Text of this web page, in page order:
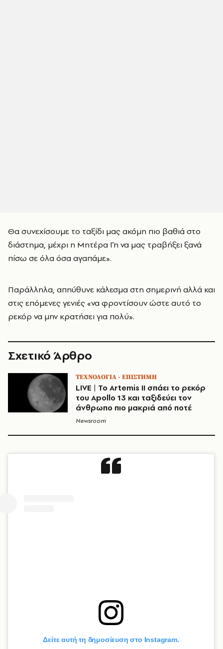
Θα συνεχίσουμε το ταξίδι μας ακόμη πιο βαθιά στο
διάστημα, μέχρι η Μητέρα Γη να μας τραβήξει ξανά
πίσω σε όλα όσα αγαπάμε».
Παράλληλα, απηύθυνε κάλεσμα στη σημερινή αλλά και
στις επόμενες γενιές «να φροντίσουν ώστε αυτό το
ρεκόρ να μην κρατήσει για πολύ».
Σχετικό Άρθρο
ΤΕΧΝΟΛΟΓΙΑ - ΕΠΙΣΤΗΜΗ
LIVE | Το Artemis II σπάει το ρεκόρ
του Apollo 13 και ταξιδεύει τον
άνθρωπο πιο μακριά από ποτέ
Newsroom
Δείτε αυτή τη δημοσίευση στο Instagram.